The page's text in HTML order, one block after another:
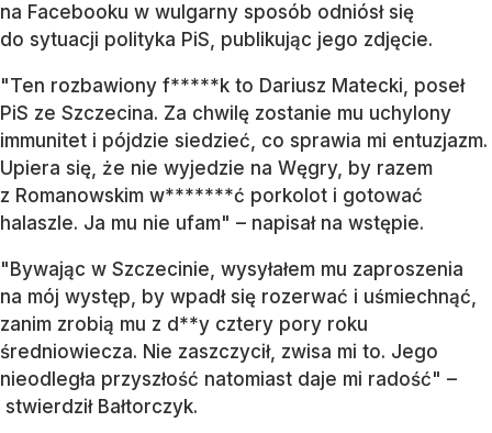
na Facebooku w wulgarny sposób odniósł się
do sytuacji polityka PiS, publikując jego zdjęcie.
"Ten rozbawiony f*****k to Dariusz Matecki, poseł
PiS ze Szczecina. Za chwilę zostanie mu uchylony
immunitet i pójdzie siedzieć, co sprawia mi entuzjazm.
Upiera się, że nie wyjedzie na Węgry, by razem
z Romanowskim w*******ć porkolot i gotować
halaszle. Ja mu nie ufam" – napisał na wstępie.
"Bywając w Szczecinie, wysyłałem mu zaproszenia
na mój występ, by wpadł się rozerwać i uśmiechnąć,
zanim zrobią mu z d**y cztery pory roku
średniowiecza. Nie zaszczycił, zwisa mi to. Jego
nieodległa przyszłość natomiast daje mi radość" –
stwierdził Bałtorczyk.